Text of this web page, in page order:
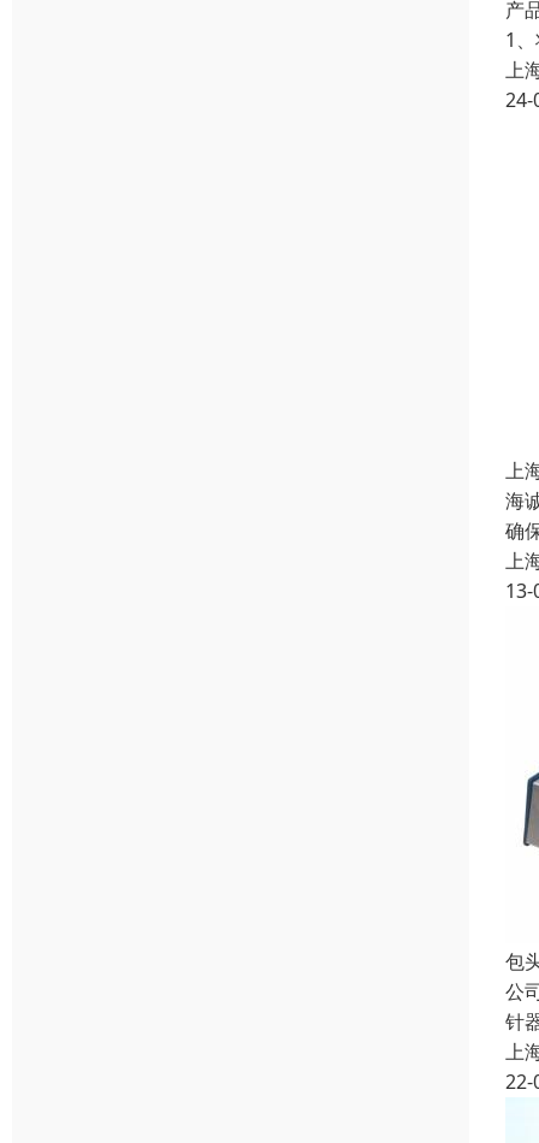
产
1
上
24-
上
海
确
上
13-
包
公
针
上
22-